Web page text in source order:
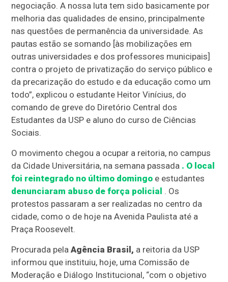
negociação. A nossa luta tem sido basicamente por
melhoria das qualidades de ensino, principalmente
nas questões de permanência da universidade. As
pautas estão se somando [às mobilizações em
outras universidades e dos professores municipais]
contra o projeto de privatização do serviço público e
da precarização do estudo e da educação como um
todo”, explicou o estudante Heitor Vinícius, do
comando de greve do Diretório Central dos
Estudantes da USP e aluno do curso de Ciências
Sociais.
O movimento chegou a ocupar a reitoria, no campus
da Cidade Universitária, na semana passada . O local
foi reintegrado no último domingo e estudantes
denunciaram abuso de força policial . Os
protestos passaram a ser realizadas no centro da
cidade, como o de hoje na Avenida Paulista até a
Praça Roosevelt.
Procurada pelaAgência Brasil, a reitoria da USP
informou que instituiu, hoje, uma Comissão de
Moderação e Diálogo Institucional, “com o objetivo